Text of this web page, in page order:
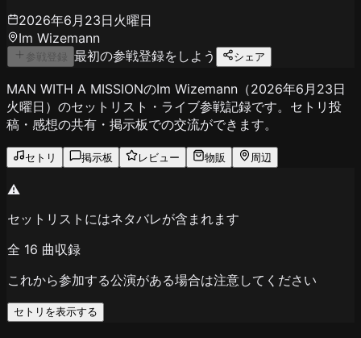
2026年6月23日火曜日
Im Wizemann
参戦登録 最初の参戦登録をしよう シェア
MAN WITH A MISSIONのIm Wizemann（2026年6月23日
火曜日）のセットリスト・ライブ参戦記録です。セトリ投
稿・感想の共有・掲示板での交流ができます。
セトリ 掲示板 レビュー 物販 周辺
⚠️
セットリストにはネタバレが含まれます
全 16 曲収録
これから参加する公演がある場合は注意してください
セトリを表示する